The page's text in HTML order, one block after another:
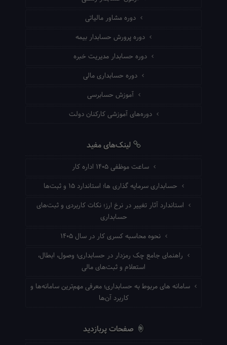
دوره مشاور مالیاتی
دوره پرورش حسابدار بیمه
دوره حسابدار مدیریت خبره
دوره حسابداری مالی
آموزش حسابرسی
دوره‌های آموزشی کارکنان دولت
لینک‌های مفید
ساعت موظفی ۱۴۰۵ اداره کار
حسابداری سرمایه گذاری ها؛ استاندارد ۱۵ و ثبت‌ها
استاندارد آثار تغییر در نرخ ارز؛ نکات کاربردی و ثبت‌های
حسابداری
نحوه محاسبه کسری کار در سال ۱۴۰۵
راهنمای جامع چک رمزدار در حسابداری؛ وصول، ابطال،
استعلام و ثبت‌های مالی
سامانه های مربوط به حسابداری؛ معرفی مهم‌ترین سامانه‌ها و
کاربرد آن‌ها
صفحات پربازدید